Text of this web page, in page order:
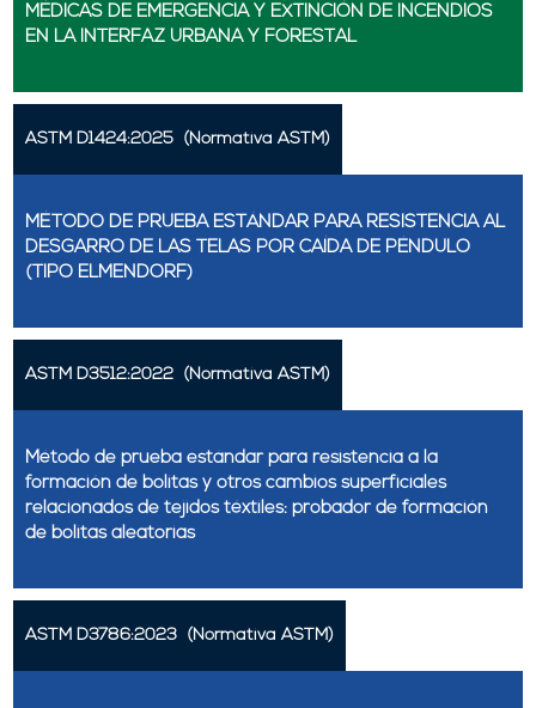
MÉDICAS DE EMERGENCIA Y EXTINCIÓN DE INCENDIOS
EN LA INTERFAZ URBANA Y FORESTAL
ASTM D1424:2025 (Normativa ASTM)
MÉTODO DE PRUEBA ESTÁNDAR PARA RESISTENCIA AL
DESGARRO DE LAS TELAS POR CAÍDA DE PÉNDULO
(TIPO ELMENDORF)
ASTM D3512:2022 (Normativa ASTM)
Método de prueba estándar para resistencia a la
formación de bolitas y otros cambios superficiales
relacionados de tejidos téxtiles: probador de formación
de bolitas aleatorias
ASTM D3786:2023 (Normativa ASTM)